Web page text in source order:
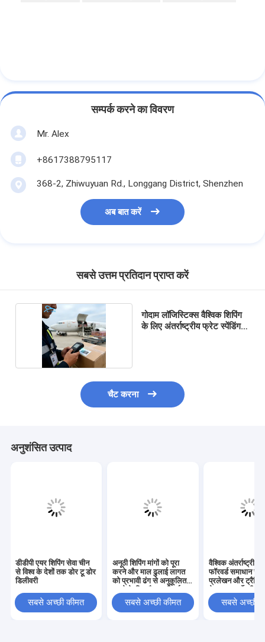
सम्पर्क करने का विवरण
Mr. Alex
+8617388795117
368-2, Zhiwuyuan Rd., Longgang District, Shenzhen
अब बात करें
सबसे उत्तम प्रतिदान प्राप्त करें
गोदाम लॉजिस्टिक्स वैश्विक शिपिंग
के लिए अंतर्राष्ट्रीय फ्रेट स्पेंडिंग
चैट करना
अनुशंसित उत्पाद
डीडीपी एयर शिपिंग सेवा चीन
से विश्व के देशों तक डोर टू डोर
डिलीवरी
सबसे अच्छी कीमत
अनूठी शिपिंग मांगों को पूरा
करने और माल ढुलाई लागत
को प्रभावी ढंग से अनुकूलित
कस्टम अंतर्राष्ट्रीय फ्रेट
फॉरवर्ड योजनाएँ
सबसे अच्छी कीमत
वैश्विक अंतर्राष्ट्रीय
फॉरवर्ड समाधान जो
प्रलेखन और ट्रैकिंग
सुनिश्चित करते हैं
सबसे अच्छी